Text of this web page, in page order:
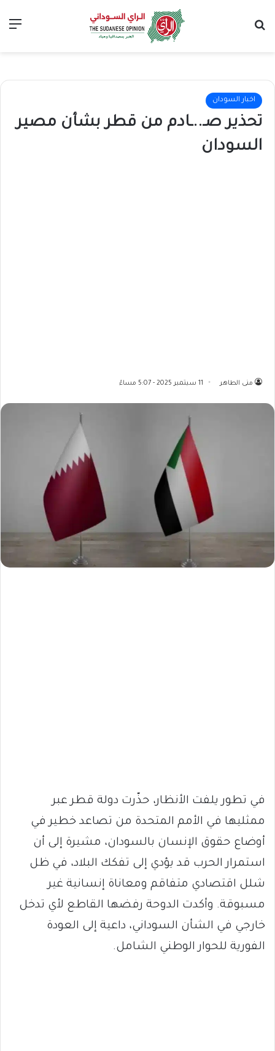
اخبار السودان
تحذير صـ..ـادم من قطر بشأن مصير
السودان
منى الطاهر 11 سبتمبر 2025 - 5:07 مساءً
في تطور يلفت الأنظار، حذّرت دولة قطر عبر
ممثليها في الأمم المتحدة من تصاعد خطير في
أوضاع حقوق الإنسان بالسودان، مشيرة إلى أن
استمرار الحرب قد يؤدي إلى تفكك البلاد، في ظل
شلل اقتصادي متفاقم ومعاناة إنسانية غير
مسبوقة. وأكدت الدوحة رفضها القاطع لأي تدخل
خارجي في الشأن السوداني، داعية إلى العودة
الفورية للحوار الوطني الشامل.